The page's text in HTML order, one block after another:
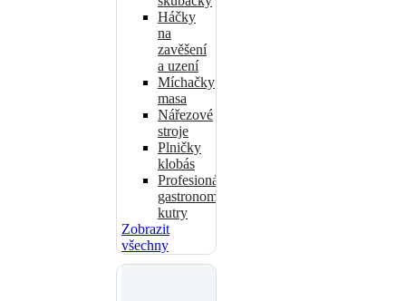
Háčky
na
zavěšení
a uzení
Míchačky
masa
Nářezové
stroje
Plničky
klobás
Profesionální
gastronomické
kutry
Zobrazit
všechny